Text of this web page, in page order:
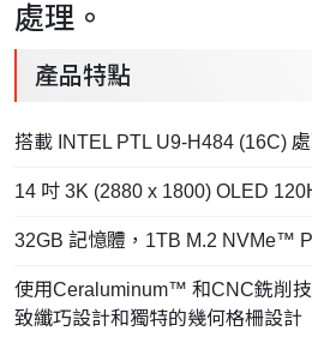
處理。
產品特點
搭載 INTEL PTL U9-H484 (16C)
14 吋 3K (2880 x 1800) OLED
32GB 記憶體，1TB M.2 NVMe™
使用Ceraluminum™ 和CNC銑削
致纖巧設計和獨特的幾何格柵設計